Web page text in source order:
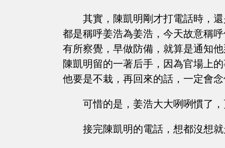
其實，陳凱明剛才打電話時，
都是稱呼姜浩為姜浩，今天故意稱
有所察覺，早做防備，就算是通知
陳凱明留的一著后手，因為官場上
他要是不栽，再回來的話，一定會
可惜的是，姜浩大大咧咧慣了
接完陳凱明的電話，想都沒想